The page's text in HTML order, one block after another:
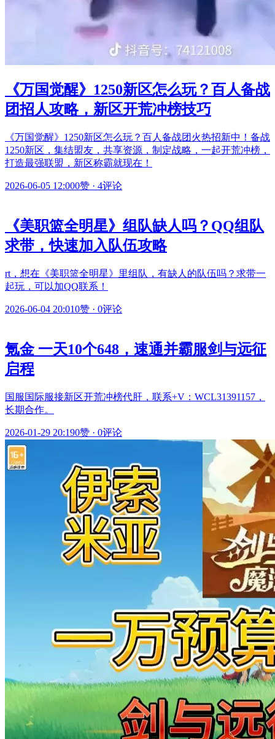
《万国觉醒》1250新区怎么玩？百人备战
团招人攻略，新区开荒冲榜技巧
《万国觉醒》1250新区怎么玩？百人备战团火热招新中！备战
1250新区，集结盟友，共享资源，制定战略，一起开荒冲榜，
打造最强联盟，新区称霸就现在！
2026-06-05 12:000赞 · 4评论
《美职篮全明星》组队缺人吗？QQ组队
求带，快速加入队伍攻略
rt，想在《美职篮全明星》里组队，有缺人的队伍吗？求带一
起玩，可以加QQ联系！
2026-06-04 20:010赞 · 0评论
氪金 一天10个648，速通并霸服剑与远征
启程
国服国际服接新区开荒冲榜代肝，联系+V：WCL31391157，
长期合作。
2026-01-29 20:190赞 · 0评论